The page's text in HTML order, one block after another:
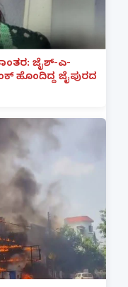
ಜೈಶ್-ಎ-
ಹೊಂದಿದ್ದ ಜೈಪುರದ